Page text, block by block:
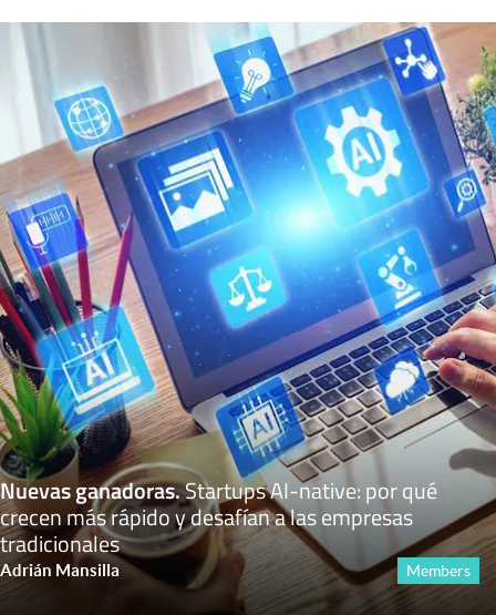
Nuevas ganadoras.Startups AI-native: por qué
crecen más rápido y desafían a las empresas
tradicionales
Adrián Mansilla Members